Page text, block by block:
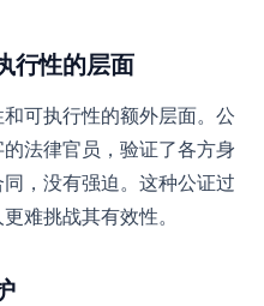
行性的层面
可执行性的额外层面。公
法律官员，验证了各方身
，没有强迫。这种公证过
难挑战其有效性。